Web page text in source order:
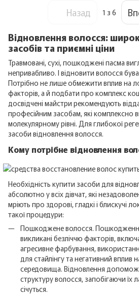
Назад 1 з 6
Відновлення волосся:
засобів та приємні ціни
Травмовані, сухі, пошкоджені пасма
непривабливо. І відновити волосся
Потрібно не лише обмежити вплив на
факторів, а й подбати про комплекс
досвідчені майстри рекомендують
професійним засобам, які комплексно
молекулярному рівні. Для глибокої
засоби відновлення волосся.
Кому потрібне відновлення
Необхідність купити засоби для
абсолютно у всіх дівчат, які
мріють про здорові, гладкі і блискучі
такої процедури:
Пошкоджене волосся.
викликані безліччю факторів,
агресивне фарбування,
для стайлінгу та негативний вплив
середовища. Відновлення
структуру волосся, запобігаючи їх
січуться.